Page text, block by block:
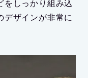
をしっかり組み込
デザインが非常に